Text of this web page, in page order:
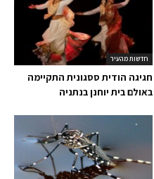
חדשות מהעיר
חגיגה הודית ססגונית התקיימה
באולם בית יוחנן בנתניה